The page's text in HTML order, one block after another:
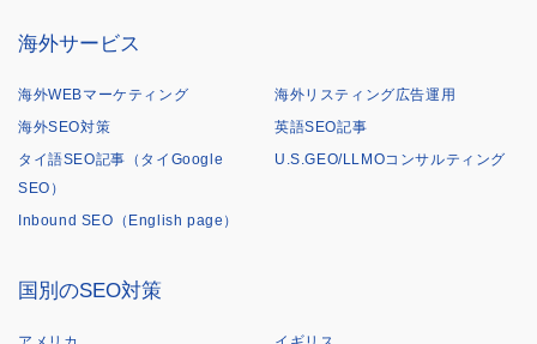
海外サービス
海外WEBマーケティング
海外リスティング広告運用
海外SEO対策
英語SEO記事
タイ語SEO記事（タイGoogle
SEO）
U.S.GEO/LLMOコンサルティング
Inbound SEO（English page）
国別のSEO対策